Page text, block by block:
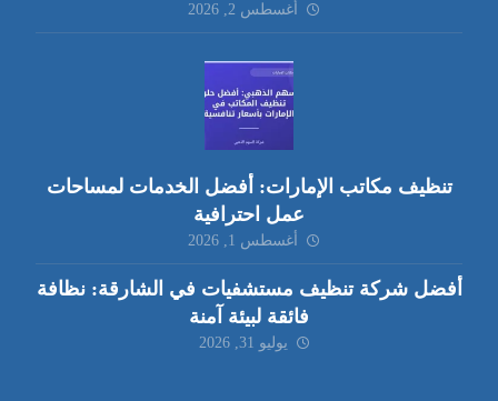
أغسطس 2, 2026
تنظيف مكاتب الإمارات: أفضل الخدمات لمساحات
عمل احترافية
أغسطس 1, 2026
أفضل شركة تنظيف مستشفيات في الشارقة: نظافة
فائقة لبيئة آمنة
يوليو 31, 2026